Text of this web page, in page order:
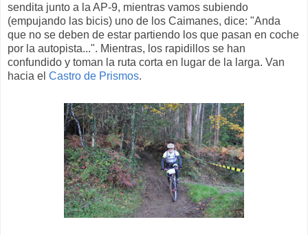
sendita junto a la AP-9, mientras vamos subiendo
(empujando las bicis) uno de los Caimanes, dice: "Anda
que no se deben de estar partiendo los que pasan en coche
por la autopista...". Mientras, los rapidillos se han
confundido y toman la ruta corta en lugar de la larga. Van
hacia el Castro de Prismos.